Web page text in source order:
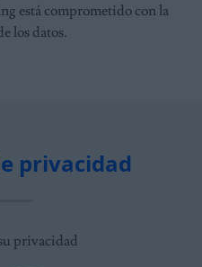
está comprometido con la
los datos.
privacidad
privacidad